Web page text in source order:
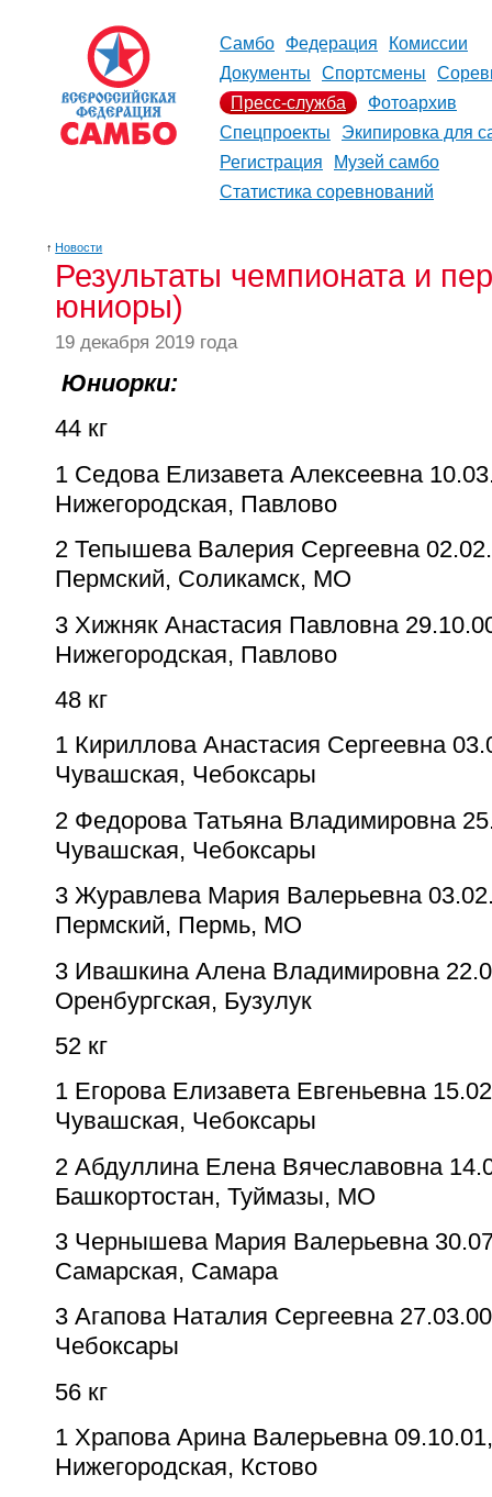
Самбо Федерация
Комиссии
Документы
Спортсмены
Пресс-служба
Фотоархив
Спецпроекты
Экипировка для
Регистрация
Музей самбо
Статистика соревнований
↑ Новости
Результаты чемпионата и
юниоры)
19 декабря 2019 года
Юниорки:
44 кг
1 Седова Елизавета Алексеевна
Нижегородская, Павлово
2 Тепышева Валерия Сергеевна
Пермский, Соликамск, МО
3 Хижняк Анастасия Павловна
Нижегородская, Павлово
48 кг
1 Кириллова Анастасия Сергеевна
Чувашская, Чебоксары
2 Федорова Татьяна Владимировна
Чувашская, Чебоксары
3 Журавлева Мария Валерьевна
Пермский, Пермь, МО
3 Ивашкина Алена Владимировна
Оренбургская, Бузулук
52 кг
1 Егорова Елизавета Евгеньевна
Чувашская, Чебоксары
2 Абдуллина Елена Вячеславовна
Башкортостан, Туймазы, МО
3 Чернышева Мария Валерьевна
Самарская, Самара
3 Агапова Наталия Сергеевна
Чебоксары
56 кг
1 Храпова Арина Валерьевна
Нижегородская, Кстово